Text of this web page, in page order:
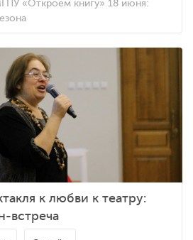
«Откроем книгу» 18 июня:
к любви к театру:
встреча